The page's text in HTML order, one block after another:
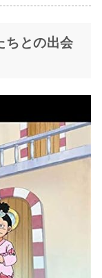
ちとの出会